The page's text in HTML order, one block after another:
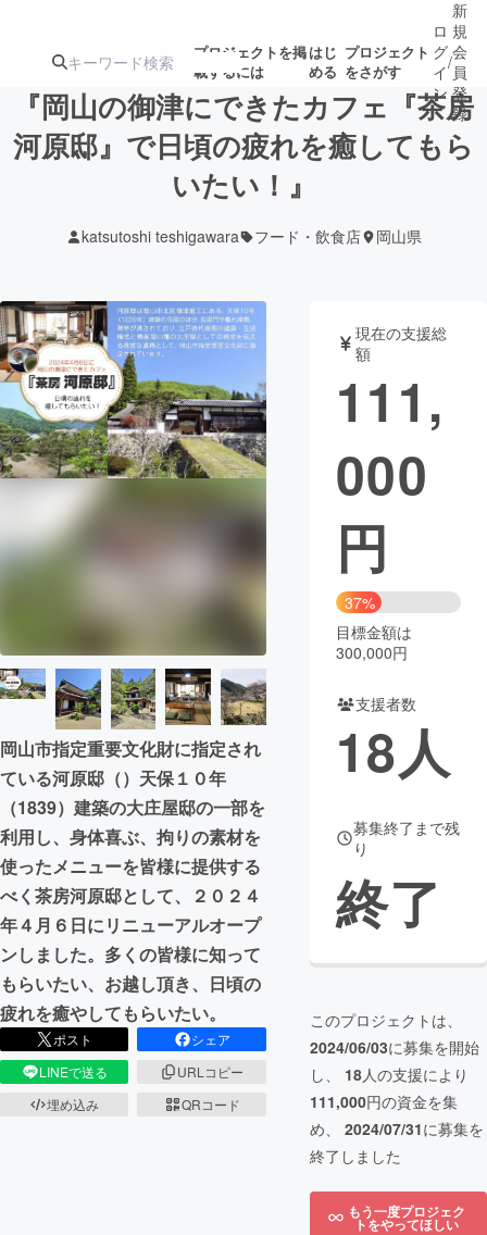
プロジェクトを掲
載するには
はじ
める
プロジェクト
をさがす
注目の新着プロ 募集終了が近いプ
テクノロジー・ガジェット
映像・映画 書籍・雑誌
ビジネス・起業 チャレンジ
CAMPFIRE for Social Good
CAMPFIRE Creation
CAMPFIREふるさと納税
machi-ya コミュニティ
ロ
グ
イ
ン
/
新
規
会
員
登
録
『岡山の御津にできたカフェ『茶房
河原邸』で日頃の疲れを癒してもら
いたい！』
katsutoshi teshigawara フード・飲食店 岡山県
岡山市指定重要文化財に指定され
ている河原邸（）天保１０年
（1839）建築の大庄屋邸の一部を
利用し、身体喜ぶ、拘りの素材を
使ったメニューを皆様に提供する
べく茶房河原邸として、２０２４
年４月６日にリニューアルオープ
ンしました。多くの皆様に知って
もらいたい、お越し頂き、日頃の
疲れを癒やしてもらいたい。
ポスト
シェア
LINEで送る
URLコピー
埋め込み
QRコード
現在の支援総
額
111,
000
円
37%
目標金額は
300,000円
支援者数
18人
募集終了まで残
り
終了
このプロジェクトは、
2024/06/03に募集を開始
し、 18人の支援により
111,000円の資金を集
め、 2024/07/31に募集を
終了しました
もう一度プロジェク
トをやってほしい